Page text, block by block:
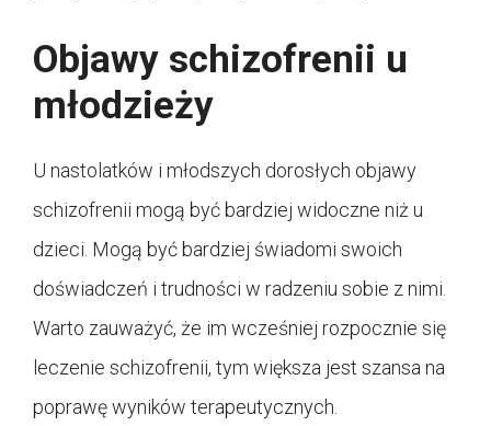
Objawy schizofrenii u
młodzieży
U nastolatków i młodszych dorosłych objawy
schizofrenii mogą być bardziej widoczne niż u
dzieci. Mogą być bardziej świadomi swoich
doświadczeń i trudności w radzeniu sobie z nimi.
Warto zauważyć, że im wcześniej rozpocznie się
leczenie schizofrenii, tym większa jest szansa na
poprawę wyników terapeutycznych.